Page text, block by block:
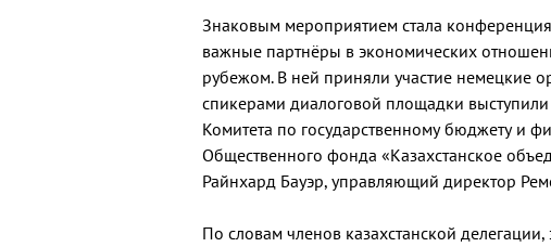
Знаковым мероприятием стала
важные партнёры в экономических
рубежом. В ней приняли участие немецкие
спикерами диалоговой площадки выступили
Комитета по государственному бюджету и
Общественного фонда «Казахстанское
Райнхард Бауэр, управляющий директор
По словам членов казахстанской